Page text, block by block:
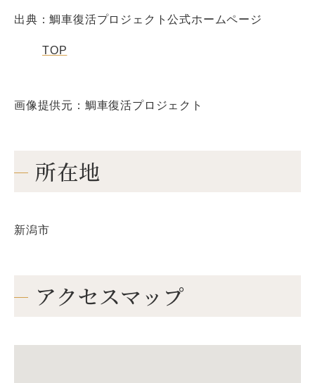
出典：鯛車復活プロジェクト公式ホームページ
TOP
画像提供元：鯛車復活プロジェクト
所在地
新潟市
アクセスマップ